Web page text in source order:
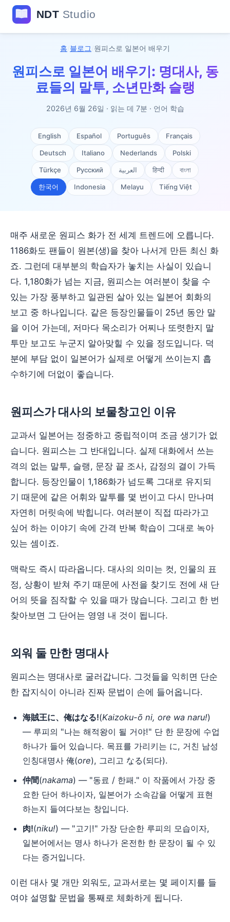
홈 블로그 원피스로 일본어 배우기
원피스로 일본어 배우기: 명대사, 동
료들의 말투, 소년만화 슬랭
2026년 6월 26일 · 읽는 데 7분 · 언어 학습
English Español Português Français
Deutsch Italiano Nederlands Polski
Türkçe Русский العربية हिन्दी বাংলা
한국어 Indonesia Melayu Tiếng Việt
매주 새로운 원피스 화가 전 세계 트렌드에 오릅니다.
1186화도 팬들이 원본(생)을 찾아 나서게 만든 최신 화
죠. 그런데 대부분의 학습자가 놓치는 사실이 있습니
다. 1,180화가 넘는 지금, 원피스는 여러분이 찾을 수
있는 가장 풍부하고 일관된 살아 있는 일본어 회화의
보고 중 하나입니다. 같은 등장인물들이 25년 동안 말
을 이어 가는데, 저마다 목소리가 어찌나 또렷한지 말
투만 보고도 누군지 알아맞힐 수 있을 정도입니다. 덕
분에 부담 없이 일본어가 실제로 어떻게 쓰이는지 흡
수하기에 더없이 좋습니다.
원피스가 대사의 보물창고인 이유
교과서 일본어는 정중하고 중립적이며 조금 생기가 없
습니다. 원피스는 그 반대입니다. 실제 대화에서 쓰는
격의 없는 말투, 슬랭, 문장 끝 조사, 감정의 결이 가득
합니다. 등장인물이 1,186화가 넘도록 그대로 유지되
기 때문에 같은 어휘와 말투를 몇 번이고 다시 만나며
자연히 머릿속에 박힙니다. 여러분이 직접 따라가고
싶어 하는 이야기 속에 간격 반복 학습이 그대로 녹아
있는 셈이죠.
맥락도 즉시 따라옵니다. 대사의 의미는 컷, 인물의 표
정, 상황이 받쳐 주기 때문에 사전을 찾기도 전에 새 단
어의 뜻을 짐작할 수 있을 때가 많습니다. 그리고 한 번
찾아보면 그 단어는 영영 내 것이 됩니다.
외워 둘 만한 명대사
원피스는 명대사로 굴러갑니다. 그것들을 익히면 단순
한 잡지식이 아니라 진짜 문법이 손에 들어옵니다.
海賊王に、俺はなる!(Kaizoku-ō ni, ore wa naru!)
— 루피의 "나는 해적왕이 될 거야!" 단 한 문장에 수업
하나가 들어 있습니다. 목표를 가리키는 に, 거친 남성
인칭대명사 俺(ore), 그리고 なる(되다).
仲間(nakama) — "동료 / 한패." 이 작품에서 가장 중
요한 단어 하나이자, 일본어가 소속감을 어떻게 표현
하는지 들여다보는 창입니다.
肉!(niku!) — "고기!" 가장 단순한 루피의 모습이자,
일본어에서는 명사 하나가 온전한 한 문장이 될 수 있
다는 증거입니다.
이런 대사 몇 개만 외워도, 교과서로는 몇 페이지를 들
여야 설명할 문법을 통째로 체화하게 됩니다.